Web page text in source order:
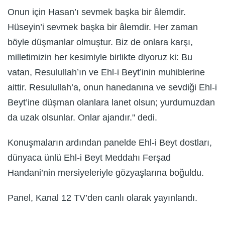
Onun için Hasan’ı sevmek başka bir âlemdir.
Hüseyin’i sevmek başka bir âlemdir. Her zaman
böyle düşmanlar olmuştur. Biz de onlara karşı,
milletimizin her kesimiyle birlikte diyoruz ki: Bu
vatan, Resulullah’ın ve Ehl-i Beyt’inin muhiblerine
aittir. Resulullah’a, onun hanedanına ve sevdiği Ehl-i
Beyt’ine düşman olanlara lanet olsun; yurdumuzdan
da uzak olsunlar. Onlar ajandır." dedi.
Konuşmaların ardından panelde Ehl-i Beyt dostları,
dünyaca ünlü Ehl-i Beyt Meddahı Ferşad
Handani’nin mersiyeleriyle gözyaşlarına boğuldu.
Panel, Kanal 12 TV’den canlı olarak yayınlandı.